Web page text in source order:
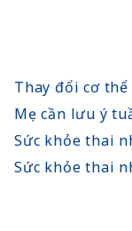
Thay đổi cơ
Mẹ cần lưu ý
Sức khỏe thai
Sức khỏe thai